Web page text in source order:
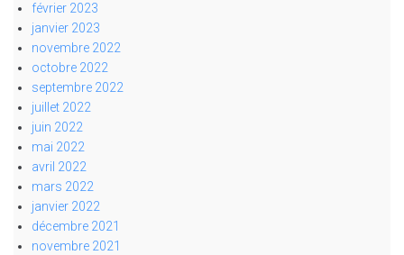
février 2023
janvier 2023
novembre 2022
octobre 2022
septembre 2022
juillet 2022
juin 2022
mai 2022
avril 2022
mars 2022
janvier 2022
décembre 2021
novembre 2021